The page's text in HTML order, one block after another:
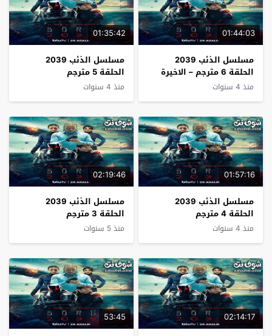
01:44:03
مسلسل الذئب 2039
الحلقة 6 مترجم – الاخيرة
منذ 4 سنوات
01:35:42
مسلسل الذئب 2039
الحلقة 5 مترجم
منذ 4 سنوات
01:57:16
مسلسل الذئب 2039
الحلقة 4 مترجم
منذ 4 سنوات
02:19:46
مسلسل الذئب 2039
الحلقة 3 مترجم
منذ 5 سنوات
02:14:17
53:45